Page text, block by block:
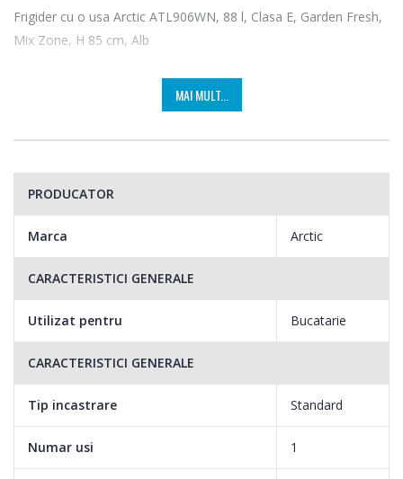
Frigider cu o usa Arctic ATL906WN, 88 l, Clasa E, Garden Fresh,
Mix Zone, H 85 cm, Alb
MAI MULT...
PRODUCATOR
Marca Arctic
CARACTERISTICI GENERALE
Utilizat pentru Bucatarie
CARACTERISTICI GENERALE
Tip incastrare Standard
Numar usi 1